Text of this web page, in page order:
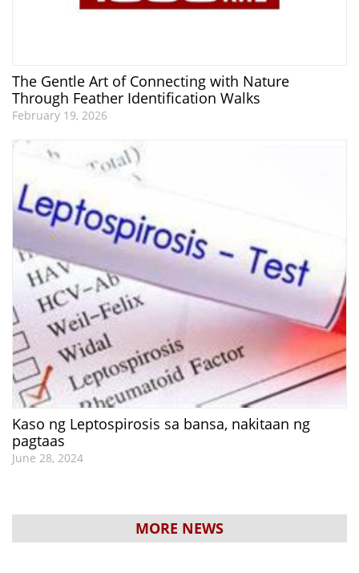
The Gentle Art of Connecting with Nature
Through Feather Identification Walks
February 19, 2026
Kaso ng Leptospirosis sa bansa, nakitaan ng
pagtaas
June 28, 2024
MORE NEWS